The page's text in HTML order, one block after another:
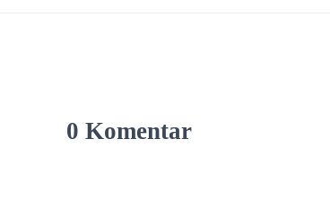
0 Komentar